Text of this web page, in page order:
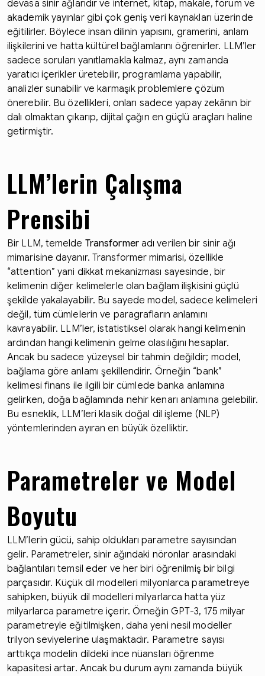
devasa sinir ağlarıdır ve internet, kitap, makale, forum ve
akademik yayınlar gibi çok geniş veri kaynakları üzerinde
eğitilirler. Böylece insan dilinin yapısını, gramerini, anlam
ilişkilerini ve hatta kültürel bağlamlarını öğrenirler. LLM’ler
sadece soruları yanıtlamakla kalmaz, aynı zamanda
yaratıcı içerikler üretebilir, programlama yapabilir,
analizler sunabilir ve karmaşık problemlere çözüm
önerebilir. Bu özellikleri, onları sadece yapay zekânın bir
dalı olmaktan çıkarıp, dijital çağın en güçlü araçları haline
getirmiştir.
LLM’lerin Çalışma
Prensibi
Bir LLM, temelde Transformeradı verilen bir sinir ağı
mimarisine dayanır. Transformer mimarisi, özellikle
“attention” yani dikkat mekanizması sayesinde, bir
kelimenin diğer kelimelerle olan bağlam ilişkisini güçlü
şekilde yakalayabilir. Bu sayede model, sadece kelimeleri
değil, tüm cümlelerin ve paragrafların anlamını
kavrayabilir. LLM’ler, istatistiksel olarak hangi kelimenin
ardından hangi kelimenin gelme olasılığını hesaplar.
Ancak bu sadece yüzeysel bir tahmin değildir; model,
bağlama göre anlamı şekillendirir. Örneğin “bank”
kelimesi finans ile ilgili bir cümlede banka anlamına
gelirken, doğa bağlamında nehir kenarı anlamına gelebilir.
Bu esneklik, LLM’leri klasik doğal dil işleme (NLP)
yöntemlerinden ayıran en büyük özelliktir.
Parametreler ve Model
Boyutu
LLM’lerin gücü, sahip oldukları parametre sayısından
gelir. Parametreler, sinir ağındaki nöronlar arasındaki
bağlantıları temsil eder ve her biri öğrenilmiş bir bilgi
parçasıdır. Küçük dil modelleri milyonlarca parametreye
sahipken, büyük dil modelleri milyarlarca hatta yüz
milyarlarca parametre içerir. Örneğin GPT-3, 175 milyar
parametreyle eğitilmişken, daha yeni nesil modeller
trilyon seviyelerine ulaşmaktadır. Parametre sayısı
arttıkça modelin dildeki ince nüansları öğrenme
kapasitesi artar. Ancak bu durum aynı zamanda büyük